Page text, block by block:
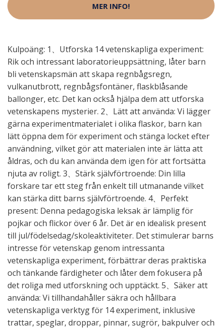
MER INFO!
Kulpoäng: 1、Utforska 14 vetenskapliga experiment:
Rik och intressant laboratorieuppsättning, låter barn
bli vetenskapsmän att skapa regnbågsregn,
vulkanutbrott, regnbågsfontäner, flaskblåsande
ballonger, etc. Det kan också hjälpa dem att utforska
vetenskapens mysterier. 2、Lätt att använda: Vi lägger
gärna experimentmaterialet i olika flaskor, barn kan
lätt öppna dem för experiment och stänga locket efter
användning, vilket gör att materialen inte är lätta att
åldras, och du kan använda dem igen för att fortsätta
njuta av roligt. 3、Stärk självförtroende: Din lilla
forskare tar ett steg från enkelt till utmanande vilket
kan stärka ditt barns självförtroende. 4、Perfekt
present: Denna pedagogiska leksak är lämplig för
pojkar och flickor över 6 år. Det är en idealisk present
till jul/födelsedag/skoleaktiviteter. Det stimulerar barns
intresse för vetenskap genom intressanta
vetenskapliga experiment, förbättrar deras praktiska
och tänkande färdigheter och låter dem fokusera på
det roliga med utforskning och upptäckt. 5、Säker att
använda: Vi tillhandahåller säkra och hållbara
vetenskapliga verktyg för 14 experiment, inklusive
trattar, speglar, droppar, pinnar, sugrör, bakpulver och